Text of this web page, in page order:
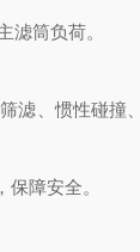
滤筒负荷。
滤、惯性碰
障安全。